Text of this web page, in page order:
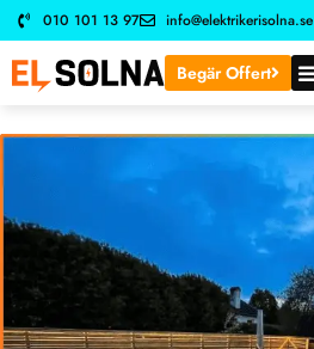
010 101 13 97 info@elektrikerisolna.se
Begär Offert